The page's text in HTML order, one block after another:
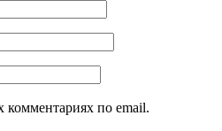
по email.